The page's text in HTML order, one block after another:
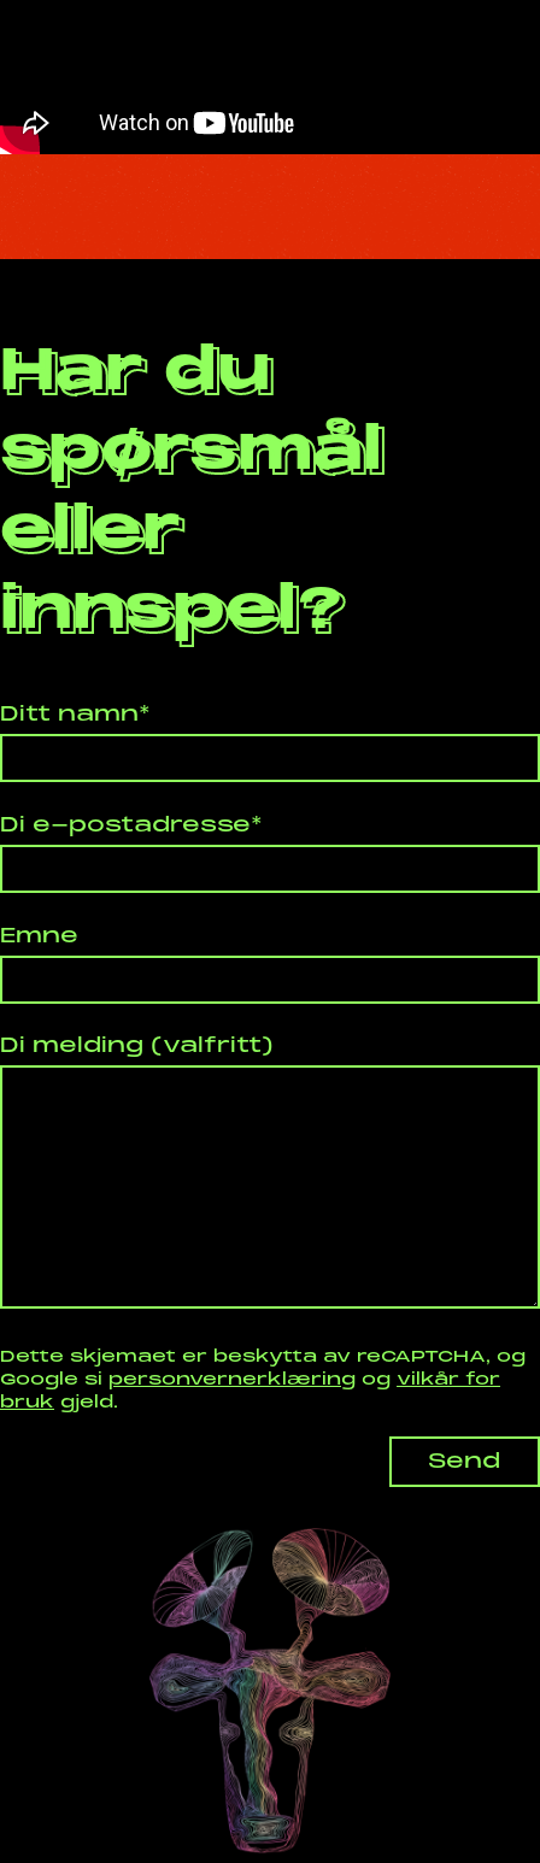
Har du
spørsmål
eller
innspel?
Ditt namn*
Di e-postadresse*
Emne
Di melding (valfritt)
Dette skjemaet er beskytta av reCAPTCHA, og
Google si personvernerklæring og vilkår for
bruk gjeld.